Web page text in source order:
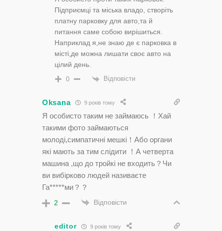
Підприємці та міська владо, створіть
платну парковку для авто,та й
питання саме собою вирішиться.
Наприклад я,не знаю де є парковка в
місті,де можна лишати своє авто на
цілий день.
0 Відповісти
Oksana 9 років тому
Я особисто таким не займаюсь ！Хай
такими фото займаються
молоді,симпатичні мешкі！Або органи
які мають за тим слідити ！А четверта
машина ,що до тройкі не входить？Чи
ви вибірково людей називаєте
Га*****ми？？
2 Відповісти
editor 9 років тому